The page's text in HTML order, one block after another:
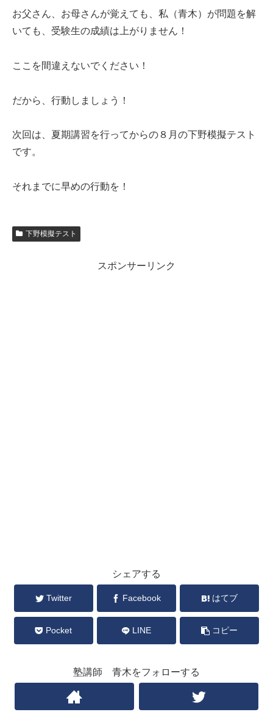
お父さん、お母さんが覚えても、私（青木）が問題を解
いても、受験生の成績は上がりません！
ここを間違えないでください！
だから、行動しましょう！
次回は、夏期講習を行ってからの８月の下野模擬テスト
です。
それまでに早めの行動を！
下野模擬テスト
スポンサーリンク
シェアする
Twitter Facebook はてブ
Pocket LINE コピー
塾講師 青木をフォローする